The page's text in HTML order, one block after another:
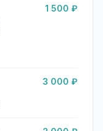
1 500 ₽
3 000 ₽